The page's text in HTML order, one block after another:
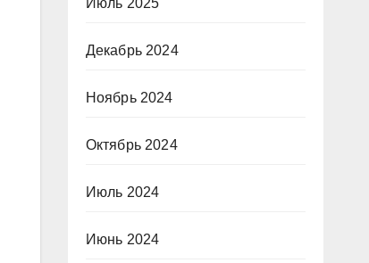
Июль 2025
Декабрь 2024
Ноябрь 2024
Октябрь 2024
Июль 2024
Июнь 2024